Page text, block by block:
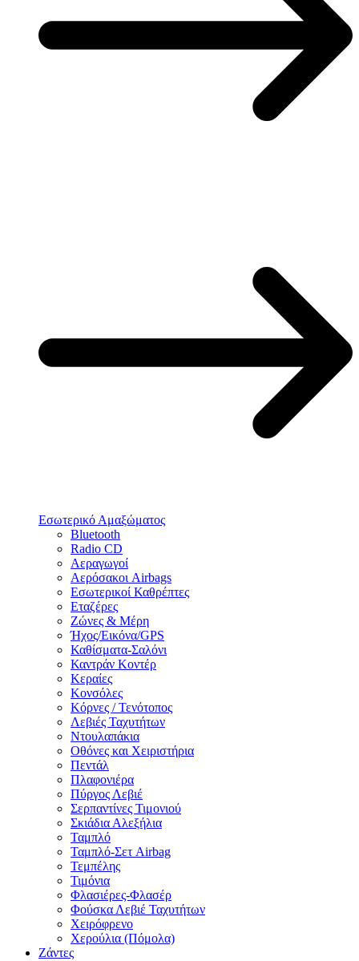
Εσωτερικό Αμαξώματος
Bluetooth
Radio CD
Αεραγωγοί
Αερόσακοι Airbags
Εσωτερικοί Καθρέπτες
Εταζέρες
Ζώνες & Μέρη
Ήχος/Εικόνα/GPS
Καθίσματα-Σαλόνι
Καντράν Κοντέρ
Κεραίες
Κονσόλες
Κόρνες / Τενότοπος
Λεβιές Ταχυτήτων
Ντουλαπάκια
Οθόνες και Χειριστήρια
Πεντάλ
Πλαφονιέρα
Πύργος Λεβιέ
Σερπαντίνες Τιμονιού
Σκιάδια Αλεξήλια
Ταμπλό
Ταμπλό-Σετ Airbag
Τεμπέλης
Τιμόνια
Φλασιέρες-Φλασέρ
Φούσκα Λεβιέ Ταχυτήτων
Χειρόφρενο
Χερούλια (Πόμολα)
Ζάντες